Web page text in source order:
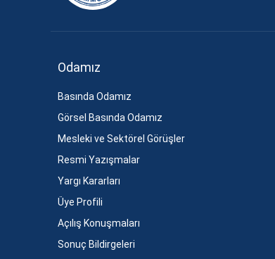
Odamız
Basında Odamız
Görsel Basında Odamız
Mesleki ve Sektörel Görüşler
Resmi Yazışmalar
Yargı Kararları
Üye Profili
Açılış Konuşmaları
Sonuç Bildirgeleri